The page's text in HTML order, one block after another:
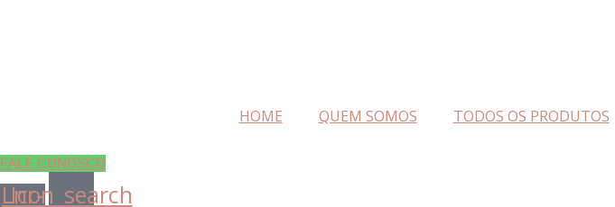
HOME QUEM SOMOS TODOS OS PRODUTOS
FALE CONOSCO
Lnr-
Icon_search